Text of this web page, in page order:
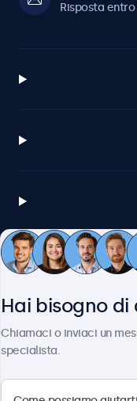
Risposta
Hai bisogno di
Chiamaci o inviaci un
specialista.